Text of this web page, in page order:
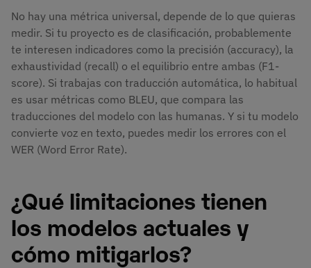
No hay una métrica universal, depende de lo que quieras
medir. Si tu proyecto es de clasificación, probablemente
te interesen indicadores como la precisión (accuracy), la
exhaustividad (recall) o el equilibrio entre ambas (F1-
score). Si trabajas con traducción automática, lo habitual
es usar métricas como BLEU, que compara las
traducciones del modelo con las humanas. Y si tu modelo
convierte voz en texto, puedes medir los errores con el
WER (Word Error Rate).
¿Qué limitaciones tienen
los modelos actuales y
cómo mitigarlos?